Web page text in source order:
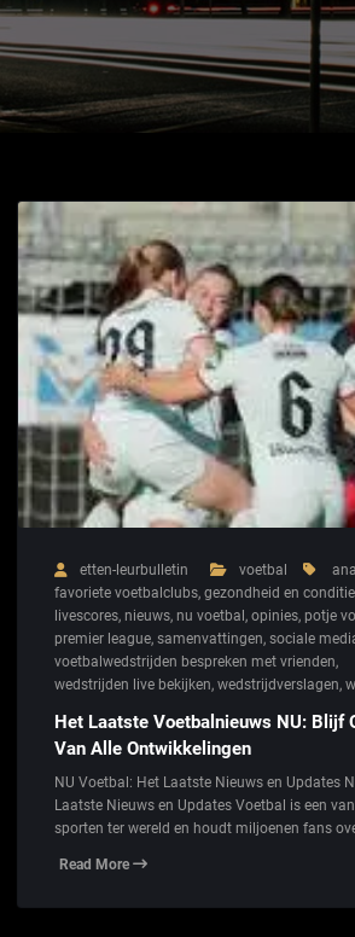
etten-leurbulletin voetbal
favoriete voetbalclubs, gezondheid en
livescores, nieuws, nu voetbal, opinies, potje
premier league, samenvattingen, sociale
voetbalwedstrijden bespreken met vrienden,
wedstrijden live bekijken, wedstrijdverslagen,
Het Laatste Voetbalnieuws NU: Blijf
Van Alle Ontwikkelingen
NU Voetbal: Het Laatste Nieuws en Updates
Laatste Nieuws en Updates Voetbal is een
sporten ter wereld en houdt miljoenen fans
Read More